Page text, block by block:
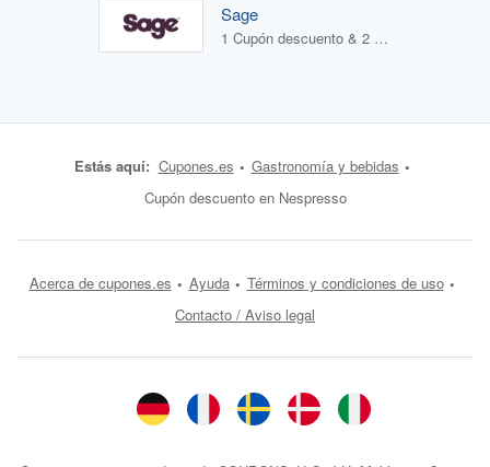
Sage
1 Cupón descuento & 2 Ofertas
Estás aquí: Cupones.es
Gastronomía y bebidas
Cupón descuento en Nespresso
Acerca de cupones.es Ayuda
Términos y condiciones de uso
Contacto / Aviso legal